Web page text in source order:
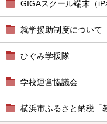
GIGAスクール端末（
就学援助制度について
ひぐみ学援隊
学校運営協議会
横浜市ふるさと納税「